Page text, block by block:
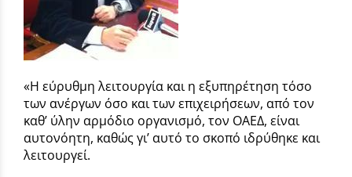
«Η εύρυθμη λειτουργία και η εξυπηρέτηση τόσο
των ανέργων όσο και των επιχειρήσεων, από τον
καθ’ ύλην αρμόδιο οργανισμό, τον ΟΑΕΔ, είναι
αυτονόητη, καθώς γι’ αυτό το σκοπό ιδρύθηκε και
λειτουργεί.